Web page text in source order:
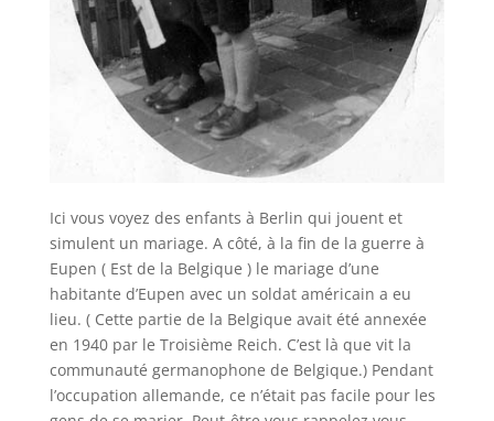
Ici vous voyez des enfants à Berlin qui jouent et
simulent un mariage. A côté, à la fin de la guerre à
Eupen ( Est de la Belgique ) le mariage d’une
habitante d’Eupen avec un soldat américain a eu
lieu. ( Cette partie de la Belgique avait été annexée
en 1940 par le Troisième Reich. C’est là que vit la
communauté germanophone de Belgique.) Pendant
l’occupation allemande, ce n’était pas facile pour les